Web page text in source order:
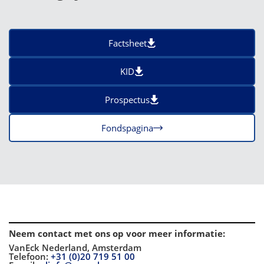
Factsheet
KID
Prospectus
Fondspagina
Neem contact met ons op voor meer informatie:
VanEck Nederland, Amsterdam
Telefoon: +31 (0)20 719 51 00